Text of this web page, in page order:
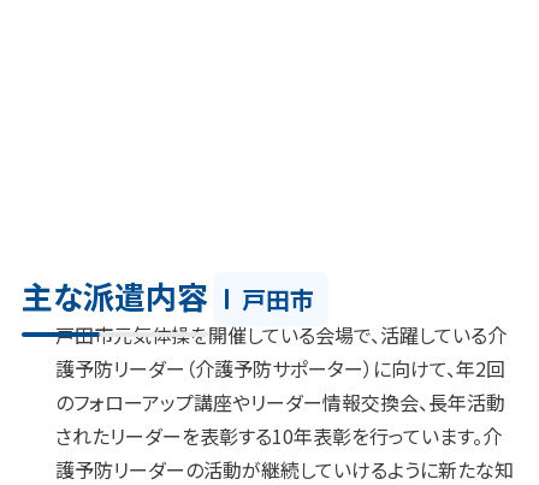
主な派遣内容 戸田市
戸田市元気体操を開催している会場で、活躍している介
護予防リーダー（介護予防サポーター）に向けて、年2回
のフォローアップ講座やリーダー情報交換会、長年活動
されたリーダーを表彰する10年表彰を行っています。介
護予防リーダーの活動が継続していけるように新たな知